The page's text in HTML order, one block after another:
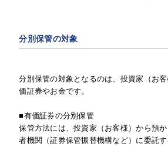
分別保管の対象
分別保管の対象となるのは、投資家（お
価証券やお金です。
■有価証券の分別保管
保管方法には、投資家（お客様）から預
者機関（証券保管振替機構など）に委託